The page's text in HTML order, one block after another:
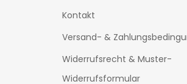
Kontakt
Versand- &
Widerrufsrecht & Muster-
Widerrufsformular